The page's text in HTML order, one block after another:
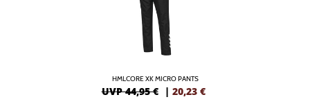
HMLCORE XK MICRO PANTS
UVP 44,95 € | 20,23 €